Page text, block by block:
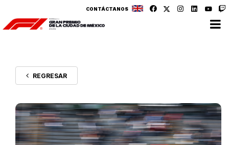
CONTÁCTANOS
REGRESAR